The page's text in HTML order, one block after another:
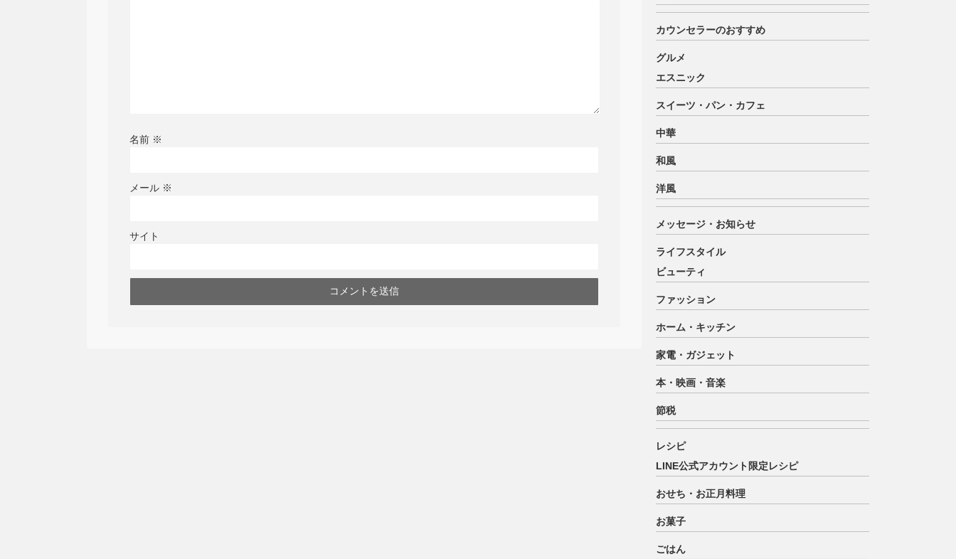
名前 ※
メール ※
サイト
カウンセラーのおすすめ
グルメ
エスニック
スイーツ・パン・カフェ
中華
和風
洋風
メッセージ・お知らせ
ライフスタイル
ビューティ
ファッション
ホーム・キッチン
家電・ガジェット
本・映画・音楽
節税
レシピ
LINE公式アカウント限定レシピ
おせち・お正月料理
お菓子
ごはん